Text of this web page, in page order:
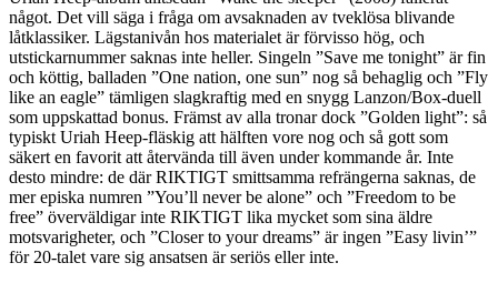
något. Det vill säga i fråga om avsaknaden av tveklösa blivande
låtklassiker. Lägstanivån hos materialet är förvisso hög, och
utstickarnummer saknas inte heller. Singeln ”Save me tonight” är fin
och köttig, balladen ”One nation, one sun” nog så behaglig och ”Fly
like an eagle” tämligen slagkraftig med en snygg Lanzon/Box-duell
som uppskattad bonus. Främst av alla tronar dock ”Golden light”: så
typiskt Uriah Heep-fläskig att hälften vore nog och så gott som
säkert en favorit att återvända till även under kommande år. Inte
desto mindre: de där RIKTIGT smittsamma refrängerna saknas, de
mer episka numren ”You’ll never be alone” och ”Freedom to be
free” överväldigar inte RIKTIGT lika mycket som sina äldre
motsvarigheter, och ”Closer to your dreams” är ingen ”Easy livin’”
för 20-talet vare sig ansatsen är seriös eller inte.